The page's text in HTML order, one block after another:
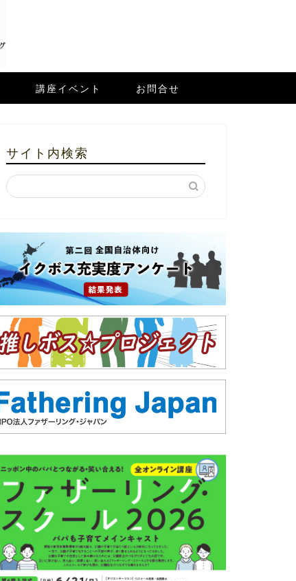
講座イベント お問合せ
サイト内検索